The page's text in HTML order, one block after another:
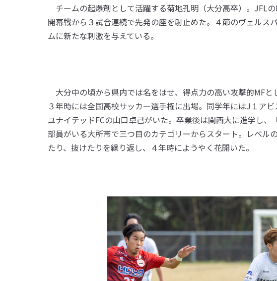
チームの起爆剤として活躍する菊地孔明（大分高卒）。JFL
開幕戦から３試合連続で先発の座を射止めた。４節のヴェルス
ムに新たな刺激を与えている。
大分中の頃から県内では名をはせ、得点力の高い攻撃的MF
３年時には全国高校サッカー選手権に出場。同学年にはJ１ア
ユナイテッドFCの山口卓己がいた。卒業後は関西大に進学し
部員がいる大所帯で三つ目のカテゴリーからスタート。レベル
たり、抜けたりを繰り返し、４年時にようやく花開いた。